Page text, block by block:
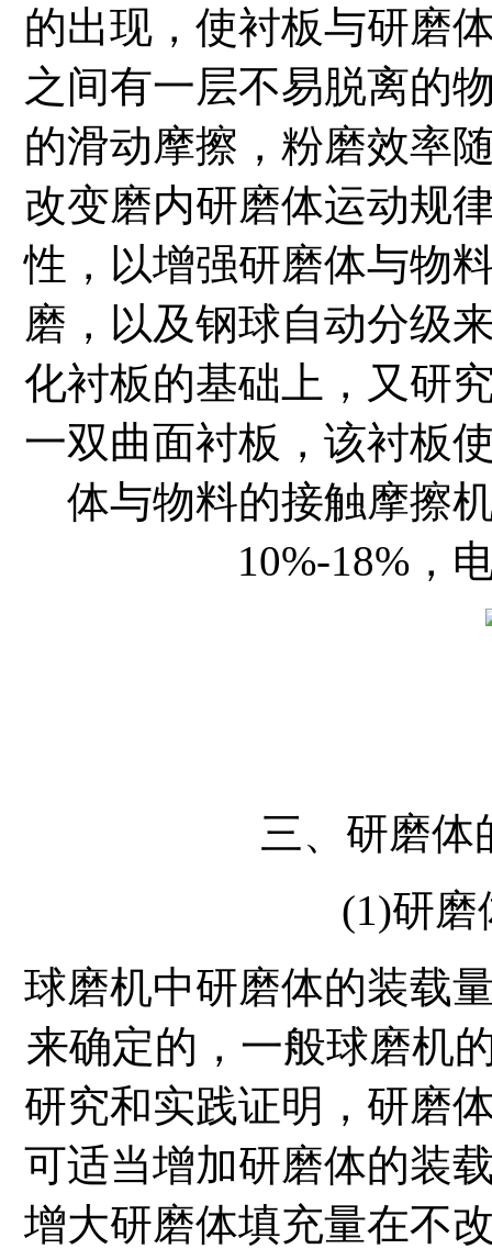
的出现，使衬板与研磨
之间有一层不易脱离的
的滑动摩擦，粉磨效率
改变磨内研磨体运动规
性，以增强研磨体与物
磨，以及钢球自动分级
化衬板的基础上，又研
一双曲面衬板，该衬板
体与物料的接触摩擦
10%-18%，
三、研磨体
(1)研磨
球磨机中研磨体的装载
来确定的，一般球磨机
研究和实践证明，研磨
可适当增加研磨体的装
增大研磨体填充量在不